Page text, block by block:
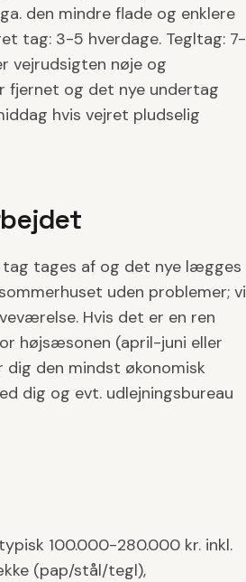
den mindre flade og enklere
tag: 3-5 hverdage. Tegltag: 7-
vejrudsigten nøje og
fjernet og det nye undertag
hvis vejret pludselig
tages af og det nye lægges
uden problemer; vi
Hvis det er en ren
højsæsonen (april-juni eller
den mindst økonomisk
dig og evt. udlejningsbureau
100.000-280.000 kr. inkl.
(pap/stål/tegl),